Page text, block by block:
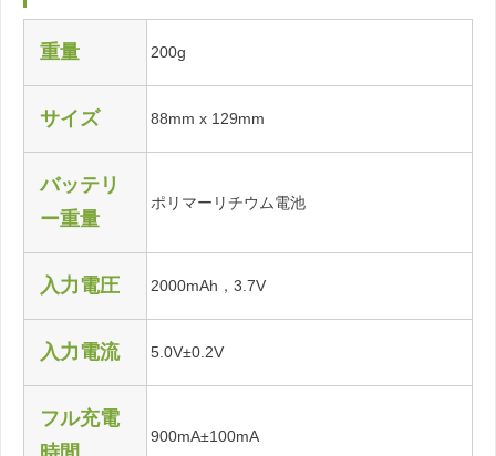
重量 200g
サイズ 88mm x 129mm
バッテリ
ー重量
ポリマーリチウム電池
入力電圧 2000mAh，3.7V
入力電流 5.0V±0.2V
フル充電
900mA±100mA